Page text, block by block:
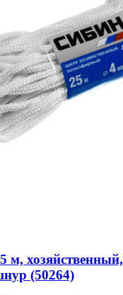
хозяйственный,
(50264)